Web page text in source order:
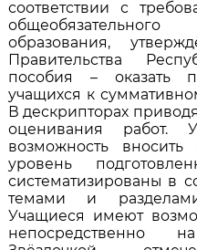
соответствии с
общеобязательного
образования,
Правительства
пособия – оказать
учащихся к
В дескрипторах
оценивания работ.
возможность вносить
уровень
систематизированы в
темами и
Учащиеся имеют
непосредственно